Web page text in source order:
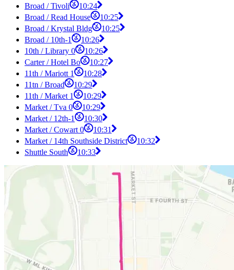
Broad / Tivoli
10:24
Broad / Read House
10:25
Broad / Krystal Bldg
10:25
Broad / 10th-1
10:26
10th / Library 0
10:26
Carter / Hotel Bo
10:27
11th / Mariott 1
10:28
11tn / Broad
10:29
11th / Market 1
10:29
Market / Tva 0
10:29
Market / 12th-1
10:30
Market / Cowart 0
10:31
Market / 14th Southside District
10:32
Shuttle South
10:33